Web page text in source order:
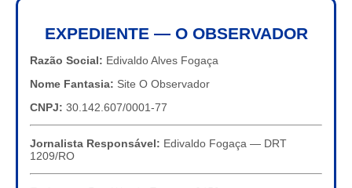
EXPEDIENTE — O OBSERVADOR
Razão Social: Edivaldo Alves Fogaça
Nome Fantasia: Site O Observador
CNPJ: 30.142.607/0001-77
Jornalista Responsável: Edivaldo Fogaça — DRT
1209/RO